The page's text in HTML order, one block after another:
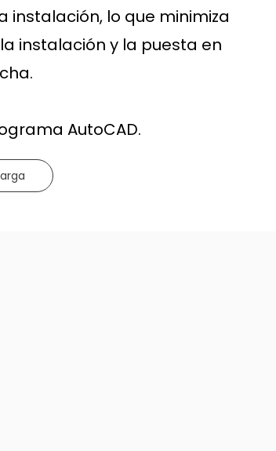
instalación, lo que minimiza
instalación y la puesta en
AutoCAD.